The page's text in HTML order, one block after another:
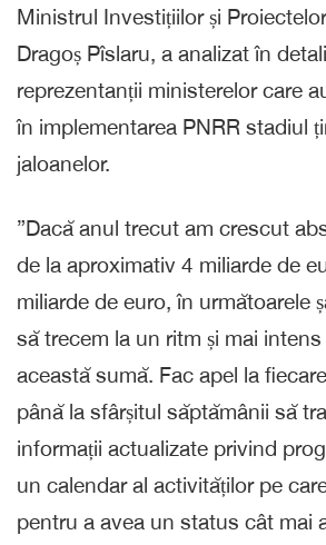
Ministrul Investițiilor și
Dragoș Pîslaru, a analizat în
reprezentanții ministerelor care
în implementarea PNRR stadiul
jaloanelor.
”Dacă anul trecut am crescut
de la aproximativ 4 miliarde de
miliarde de euro, în următoarele
să trecem la un ritm și mai
această sumă. Fac apel la
până la sfârșitul săptămânii să
informații actualizate privind
un calendar al activităților pe
pentru a avea un status cât mai